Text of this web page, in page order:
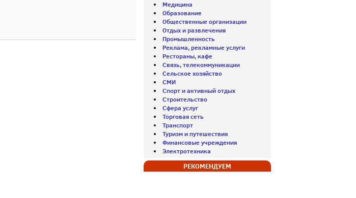
Медицина
Образование
Общественные организации
Отдых и развлечения
Промышленность
Реклама, рекламные услуги
Рестораны, кафе
Связь, телекоммуникации
Сельское хозяйство
СМИ
Спорт и активный отдых
Строительство
Сфера услуг
Торговая сеть
Транспорт
Туризм и путешествия
Финансовые учреждения
Электротехника
РЕКОМЕНДУЕМ